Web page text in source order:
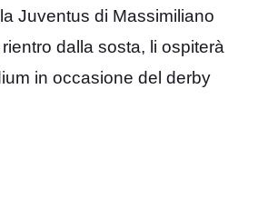
la Juventus di Massimiliano
dalla sosta, li ospiterà
in occasione del derby